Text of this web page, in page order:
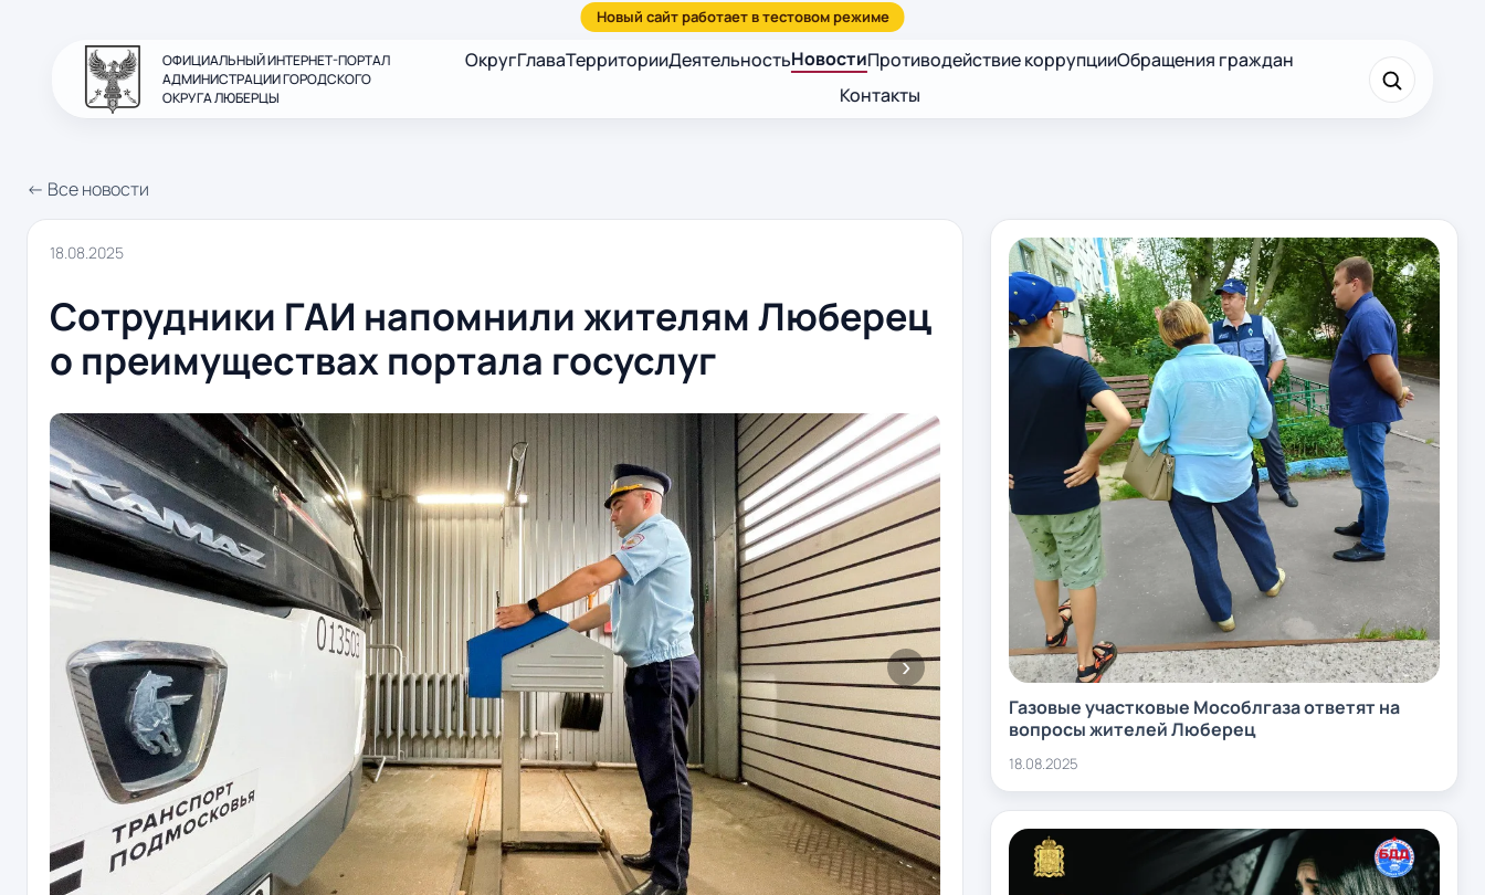
ОФИЦИАЛЬНЫЙ ИНТЕРНЕТ-ПОРТАЛ
АДМИНИСТРАЦИИ ГОРОДСКОГО
ОКРУГА ЛЮБЕРЦЫ
ОкругГлаваТерриторииДеятельностьНовостиПротиводействие коррупцииОбращения граждан
Контакты
← Все новости
18.08.2025
Сотрудники ГАИ напомнили жителям Люберец
о преимуществах портала госуслуг
Газовые участковые Мособлгаза ответят на
вопросы жителей Люберец
18.08.2025